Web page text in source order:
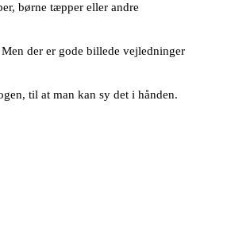
børne tæpper eller andre
der er gode billede vejledninger
til at man kan sy det i hånden.